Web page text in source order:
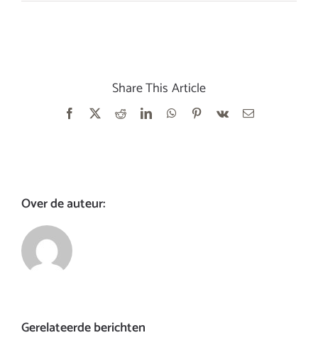
Share This Article
Facebook RedditLinkedInWhatsApp
Pinterest
Vk
E-
Over de auteur:
Gerelateerde berichten